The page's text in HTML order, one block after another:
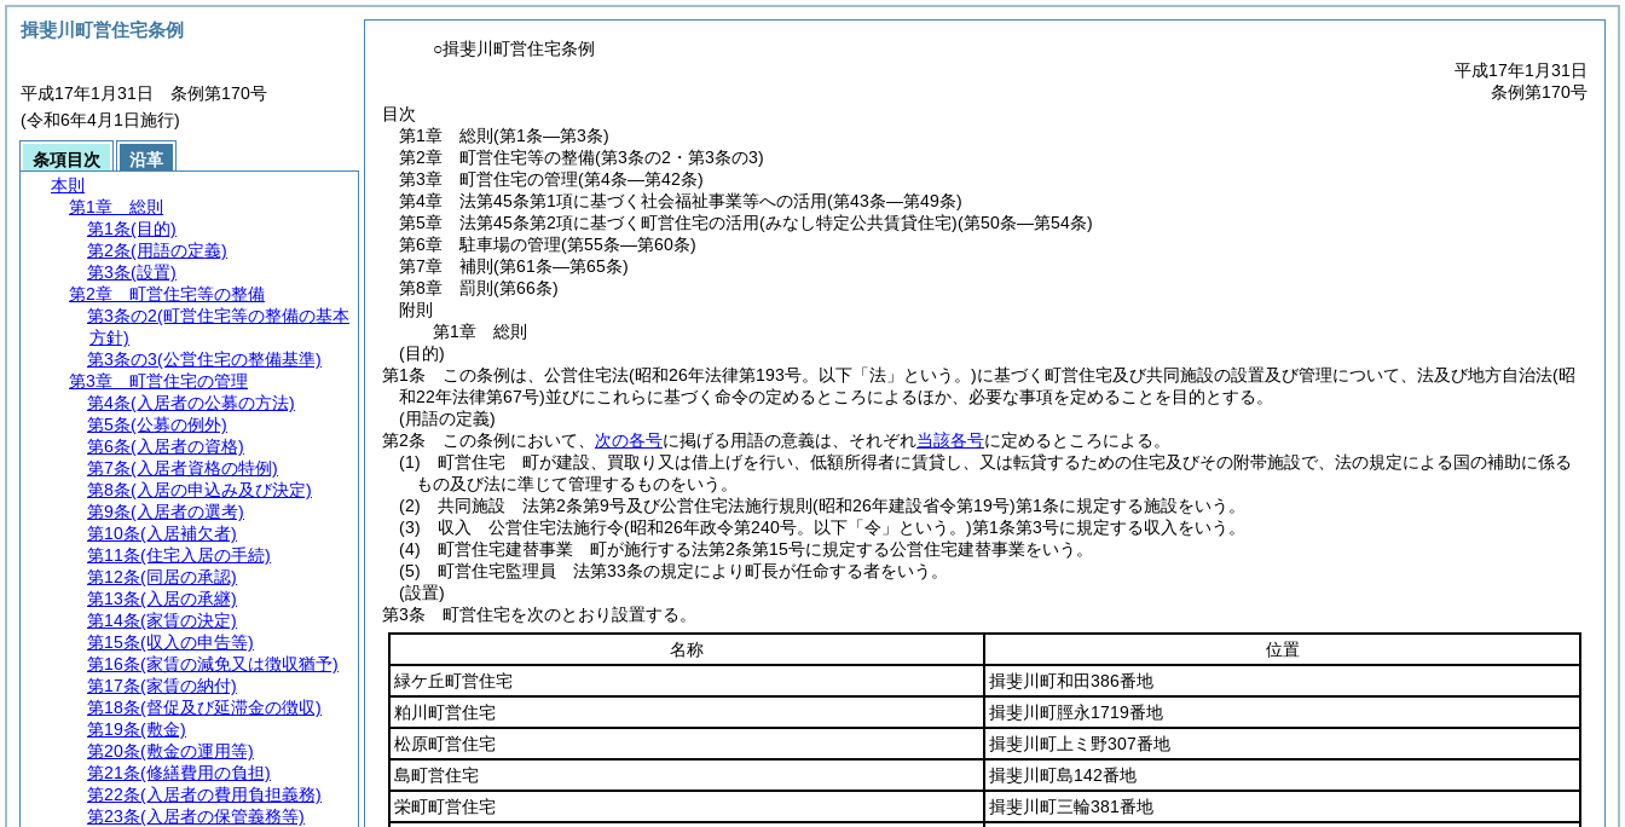
○揖斐川町営住宅条例
平成17年1月31日
条例第170号
目次
第1章
総則 (第1条―第3条)
第2章
町営住宅等の整備(第3条の2・第3条の3)
第3章
町営住宅の管理(第4条―第42条)
第4章
法第45条第1項に基づく社会福祉事業等への活用(第43条―第49条)
第5章
法第45条第2項に基づく町営住宅の活用(みなし特定公共賃貸住宅)(第50条―第54条)
第6章
駐車場の管理(第55条―第60条)
第7章
補則 (第61条―第65条)
第8章
罰則 (第66条)
附則
第1章
総則
(目的)
第1条
この条例は、公営住宅法(昭和26年法律第193号。以下「法」という。)に基づく町営住宅及び共同施設の設置及び管理について、法及び地方自治法(昭
和22年法律第67号)並びにこれらに基づく命令の定めるところによるほか、必要な事項を定めることを目的とする。
(用語の定義)
第2条
この条例において、 次の各号に掲げる用語の意義は、それぞれ当該各号に定めるところによる。
(1)
町営住宅 町が建設、買取り又は借上げを行い、低額所得者に賃貸し、又は転貸するための住宅及びその附帯施設で、法の規定による国の補助に係る
もの及び法に準じて管理するものをいう。
(2)
共同施設 法第2条第9号及び公営住宅法施行規則 (昭和26年建設省令第19号)第1条に規定する施設をいう。
(3)
収入 公営住宅法施行令(昭和26年政令第240号。以下「令」という。)第1条第3号に規定する収入をいう。
(4)
町営住宅建替事業 町が施行する法第2条第15号に規定する公営住宅建替事業をいう。
(5)
町営住宅監理員 法第33条の規定により町長が任命する者をいう。
(設置)
第3条
町営住宅を次のとおり設置する。
名称
位置
緑ケ丘町営住宅
揖斐川町和田386番地
粕川町営住宅
揖斐川町脛永1719番地
松原町営住宅
揖斐川町上ミ野307番地
島町営住宅
揖斐川町島142番地
栄町町営住宅
揖斐川町三輪381番地
揖斐川町営住宅条例
平成17年1月31日 条例第170号
(令和6年4月1日施行)
条項目次
沿革
本則
第1章
総則
第1条(目的)
第2条(用語の定義)
第3条(設置)
第2章
町営住宅等の整備
第3条の2(町営住宅等の整備の基本
方針)
第3条の3(公営住宅の整備基準)
第3章
町営住宅の管理
第4条(入居者の公募の方法)
第5条(公募の例外)
第6条(入居者の資格)
第7条(入居者資格の特例)
第8条(入居の申込み及び決定)
第9条(入居者の選考)
第10条(入居補欠者)
第11条(住宅入居の手続)
第12条(同居の承認)
第13条(入居の承継)
第14条(家賃の決定)
第15条(収入の申告等)
第16条(家賃の減免又は徴収猶予)
第17条(家賃の納付)
第18条(督促及び延滞金の徴収)
第19条(敷金)
第20条(敷金の運用等)
第21条(修繕費用の負担)
第22条(入居者の費用負担義務)
第23条(入居者の保管義務等)